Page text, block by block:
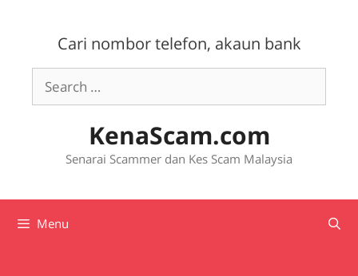
Cari nombor telefon, akaun bank
Search
for:
KenaScam.com
Senarai Scammer dan Kes Scam Malaysia
Menu